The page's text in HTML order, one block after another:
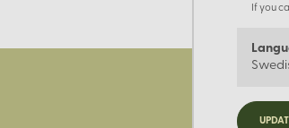
If you